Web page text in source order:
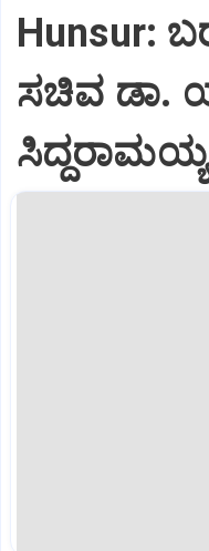
Hunsur:
ಸಚಿವ ಡಾ.
ಸಿದ್ದರಾಮಯ್ಯ